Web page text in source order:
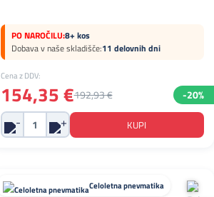
PO NAROČILU:8+ kos
Dobava v naše skladišče:11 delovnih dni
Cena z DDV:
154,35 €192,93 € -20%
Celoletna pnevmatika